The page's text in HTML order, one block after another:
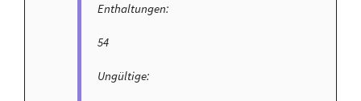
Enthaltungen:
54
Ungültige: